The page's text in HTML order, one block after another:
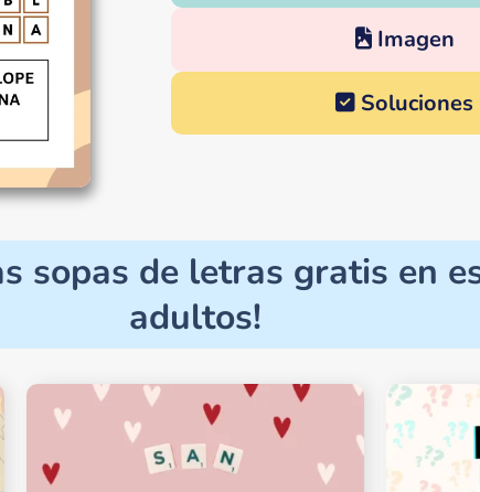
Imagen
Soluciones
sopas de letras gratis en
adultos!